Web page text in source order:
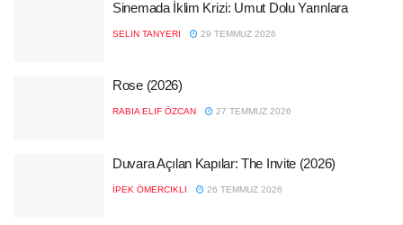
Sinemada İklim Krizi: Umut Dolu Yarınlara
SELIN TANYERI 29 TEMMUZ 2026
Rose (2026)
RABIA ELIF ÖZCAN 27 TEMMUZ 2026
Duvara Açılan Kapılar: The Invite (2026)
İPEK ÖMERCIKLI 26 TEMMUZ 2026